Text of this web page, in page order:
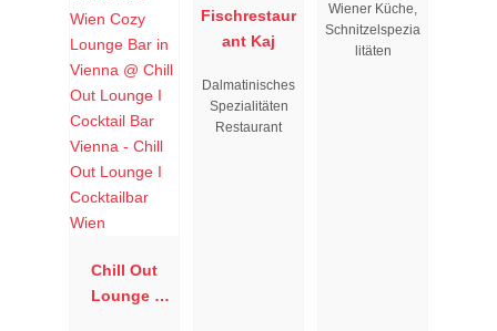
Chill Out
Lounge I
Fischrestaur
ant Kaj
Dalmatinisches
Spezialitäten
Restaurant
Wiener Küche,
Schnitzelspezia
litäten